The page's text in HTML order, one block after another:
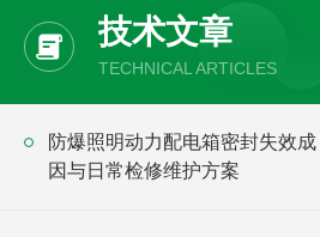
技术文章
TECHNICAL ARTICLES
防爆照明动力配电箱密封失效成
因与日常检修维护方案